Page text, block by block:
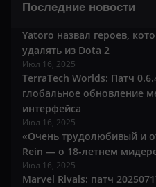
Последние новости
Yatoro назвал героев,
удалять из Dota 2
Июл 16, 2025
TerraTech Worlds: Патч
глобальное обновление
интерфейса
Июл 16, 2025
«Очень трудолюбивый и
Rein — о 18-летнем
Июл 16, 2025
Marvel Rivals: патч